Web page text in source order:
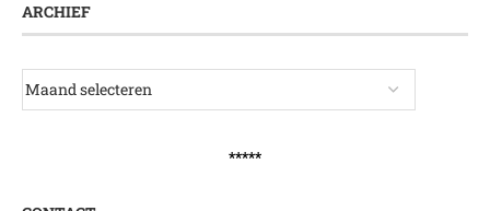
ARCHIEF
*****